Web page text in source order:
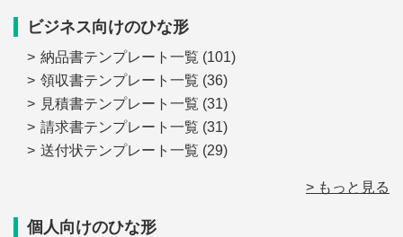
ビジネス向けのひな形
納品書テンプレート一覧 (101)
領収書テンプレート一覧 (36)
見積書テンプレート一覧 (31)
請求書テンプレート一覧 (31)
送付状テンプレート一覧 (29)
> もっと見る
個人向けのひな形